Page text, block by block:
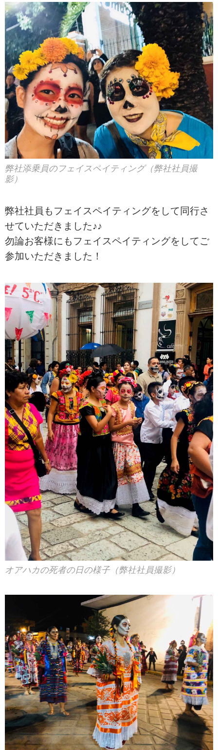
弊社添乗員のフェイスペイティング（弊社社員撮
影）
弊社社員もフェイスペイティングをして同行さ
せていただきました♪♪
勿論お客様にもフェイスペイティングをしてご
参加いただきました！
オアハカの死者の日の様子（弊社社員撮影）